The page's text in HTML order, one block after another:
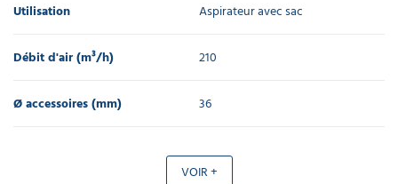
Utilisation Aspirateur avec sac
Débit d'air (m³/h) 210
Ø accessoires (mm) 36
VOIR +